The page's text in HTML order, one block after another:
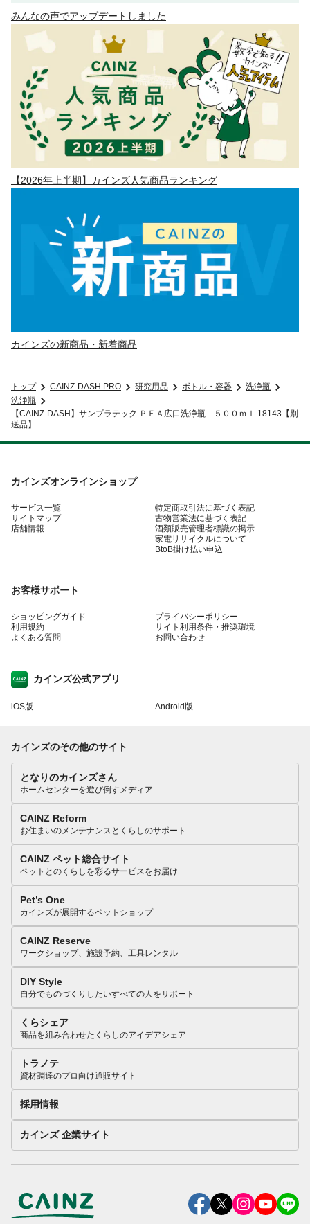
みんなの声でアップデートしました
【2026年上半期】カインズ人気商品ランキング
カインズの新商品・新着商品
トップ CAINZ-DASH PRO 研究用品 ボトル・容器
洗浄瓶
洗浄瓶
【CAINZ-DASH】サンプラテック ＰＦＡ広口洗浄瓶 ５００ｍｌ 18143【別
送品】
カインズオンラインショップ
サービス一覧
サイトマップ
店舗情報
特定商取引法に基づく表記
古物営業法に基づく表記
酒類販売管理者標識の掲示
家電リサイクルについて
BtoB掛け払い申込
お客様サポート
ショッピングガイド
利用規約
よくある質問
プライバシーポリシー
サイト利用条件・推奨環境
お問い合わせ
カインズ公式アプリ
iOS版 Android版
カインズのその他のサイト
となりのカインズさん
ホームセンターを遊び倒すメディア
CAINZ Reform
お住まいのメンテナンスとくらしのサポート
CAINZ ペット総合サイト
ペットとのくらしを彩るサービスをお届け
Pet’s One
カインズが展開するペットショップ
CAINZ Reserve
ワークショップ、施設予約、工具レンタル
DIY Style
自分でものづくりしたいすべての人をサポート
くらシェア
商品を組み合わせたくらしのアイデアシェア
トラノテ
資材調達のプロ向け通販サイト
採用情報
カインズ 企業サイト